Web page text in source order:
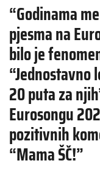
“Godinama
pjesma na
bilo je
“Jednostavno
20 puta za
Eurosongu
pozitivnih
“Mama ŠČ!”